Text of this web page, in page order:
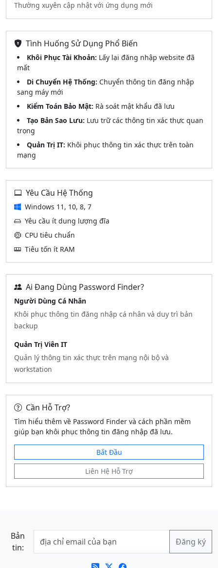
Thường xuyên cập nhật với ứng dụng mới
Tình Huống Sử Dụng Phổ Biến
Khôi Phục Tài Khoản: Lấy lại đăng nhập website đã
mất
Di Chuyển Hệ Thống: Chuyển thông tin đăng nhập
sang máy mới
Kiểm Toán Bảo Mật: Rà soát mật khẩu đã lưu
Tạo Bản Sao Lưu: Lưu trữ các thông tin xác thực quan
trọng
Quản Trị IT: Khôi phục thông tin xác thực trên toàn
mạng
Yêu Cầu Hệ Thống
Windows 11, 10, 8, 7
Yêu cầu ít dung lượng đĩa
CPU tiêu chuẩn
Tiêu tốn ít RAM
Ai Đang Dùng Password Finder?
Người Dùng Cá Nhân
Khôi phục thông tin đăng nhập cá nhân và duy trì bản
backup
Quản Trị Viên IT
Quản lý thông tin xác thực trên mạng nội bộ và
workstation
Cần Hỗ Trợ?
Tìm hiểu thêm về Password Finder và cách phần mềm
giúp bạn khôi phục thông tin đăng nhập đã lưu.
Bắt Đầu
Liên Hệ Hỗ Trợ
Bản
tin: